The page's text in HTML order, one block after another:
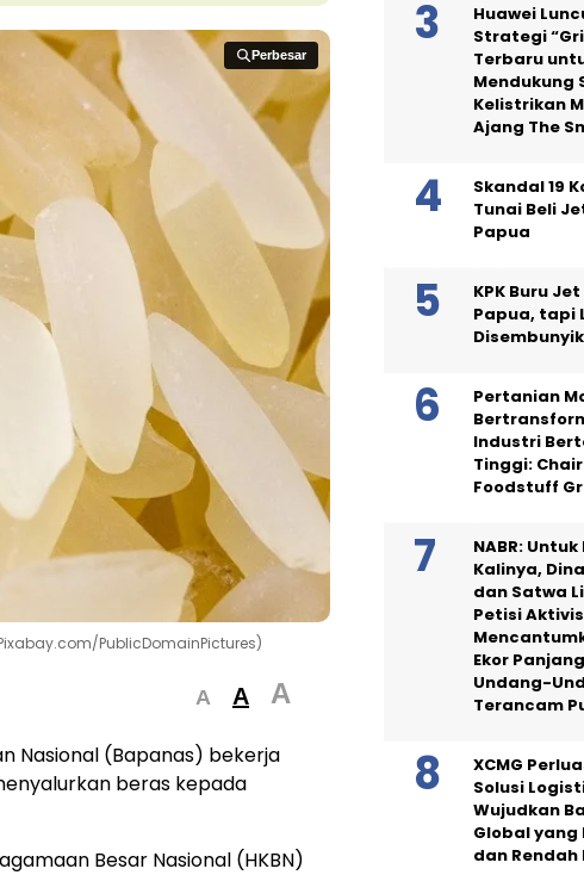
Perbesar
Perbesar
PublicDomainPictures)
A A A
Nasional (Bapanas) bekerja
beras kepada
Besar Nasional (HKBN)
Huawei
Strategi
Terbaru
Mendukung
Kelistrikan
Ajang The
Skandal 19
Tunai Beli
Papua
KPK Buru
Papua, tapi
Pertanian
Industri
Tinggi:
Foodstuff
NABR:
Kalinya,
dan Satwa
Petisi
Ekor
Undang-
Terancam
XCMG
Solusi
Wujudkan
Global yang
dan Rendah